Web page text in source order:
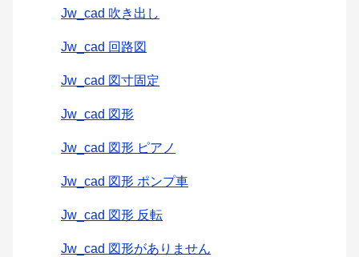
Jw_cad 吹き出し
Jw_cad 回路図
Jw_cad 図寸固定
Jw_cad 図形
Jw_cad 図形 ピアノ
Jw_cad 図形 ポンプ車
Jw_cad 図形 反転
Jw_cad 図形がありません